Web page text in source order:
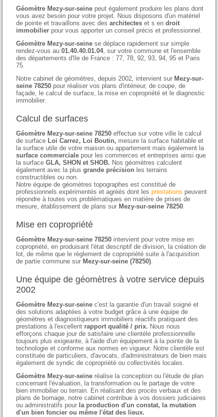
Géomètre Mezy-sur-seine peut également produire les plans dont
vous avez besoin pour votre projet. Nous disposons d'un matériel
de pointe et travaillons avec desarchitectes et s endroit
immobilier pour vous apporter un conseil précis et professionnel.
Géomètre Mezy-sur-seine se déplace rapidement sur simple
rendez-vous au01.40.40.01.04, sur votre commune et l'ensemble
des départements d'Ile de France : 77, 78, 92, 93, 94, 95 et Paris
75.
Notre cabinet de géomètres, depuis 2002, intervient sur Mezy-sur-
seine 78250 pour réaliser vos plans d'intérieur, de coupe, de
façade, le calcul de surface, la mise en copropriété et le diagnostic
immobilier.
Calcul de surfaces
Géomètre Mezy-sur-seine 78250 effectue sur votre ville le calcul
de surface Loi Carrez, Loi Boutin, mesure la surface habitable et
la surface utile de votre maison ou appartement mais également la
surface commerciale pour les commerces et entreprises ainsi que
la surfaceGLA, SHON et SHOB. Nos géomètres calculent
également avec la plusgrande précision les terrains
constructibles ou non.
Notre équipe de géomètres topographes est constitué de
professionnels expérimentés et agréés dont lesprestations peuvent
répondre à toutes vos problématiques en matière de prises de
mesure, établissement de plans sur Mezy-sur-seine 78250.
Mise en copropriété
Géomètre Mezy-sur-seine 78250 intervient pour votre mise en
copropriété, en produisant l'état descriptif de division, la création de
lot, de même que le règlement de copropriété suite à l'acquisition
de partie commune sur Mezy-sur-seine (78250).
Une équipe de géomètres à votre service depuis
2002
Géomètre Mezy-sur-seine c'est la garantie d'un travail soigné et
des solutions adaptées à votre budget grâce à une équipe de
géomètres et diagnostiqueurs immobiliers réactifs pratiquant des
prestations à l'excellent rapport qualité / prix. Nous nous
efforçons chaque jour de satisfaire une clientèle professionnelle
toujours plus exigeante, à l'aide d'un équipement à la pointe de la
technologie et conforme aux normes en vigueur. Notre clientèle est
constituée de particuliers, d'avocats, d'administrateurs de bien mais
également de syndic de copropriété ou collectivités locales.
Géomètre Mezy-sur-seine réalise la conception ou l'étude de plan
concernant l'évaluation, la transformation ou le partage de votre
bien immobilier ou terrain. En réalisant des procès verbaux et des
plans de bornage, notre cabinet contribue à vos dossiers judiciaires
ou administratifs pour la production d'un constat, la mutation
d'un bien foncier ou même l'état des lieux.